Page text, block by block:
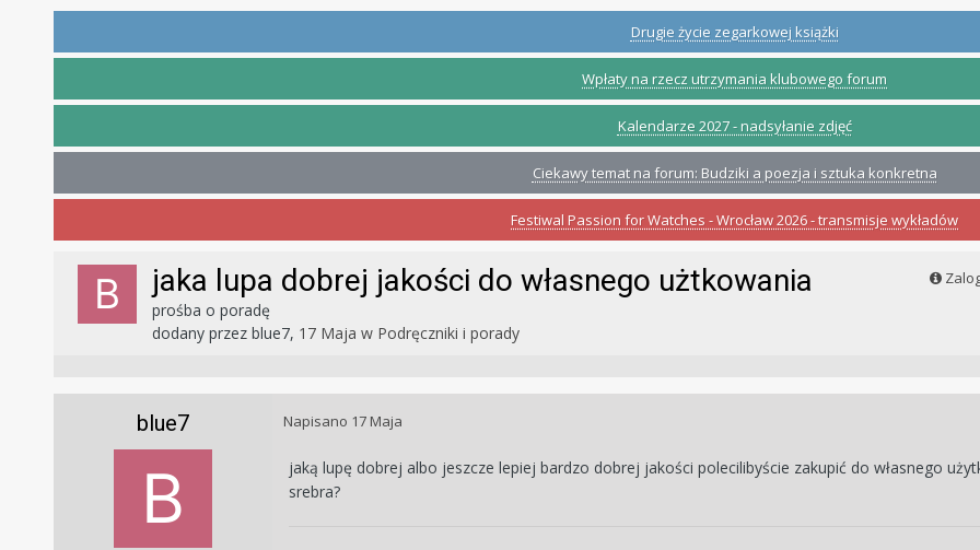
Drugie życie zegarkowej książki
Wpłaty na rzecz utrzymania klubowego forum
Kalendarze 2027 - nadsyłanie zdjęć
Ciekawy temat na forum: Budziki a poezja i sztuka konkretna
Festiwal Passion for Watches - Wrocław 2026 - transmisje wykładów
jaka lupa dobrej jakości do własnego użtkowania
prośba o poradę
dodany przez blue7, 17 Maja w Podręczniki i porady
blue7 Napisano 17 Maja
jaką lupę dobrej albo jeszcze lepiej bardzo dobrej jakości polecilibyście zakupić do własnego
srebra?